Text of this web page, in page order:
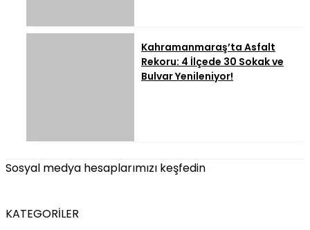
Kahramanmaraş’ta Asfalt
Rekoru: 4 İlçede 30 Sokak ve
Bulvar Yenileniyor!
Sosyal medya hesaplarımızı keşfedin
KATEGORİLER